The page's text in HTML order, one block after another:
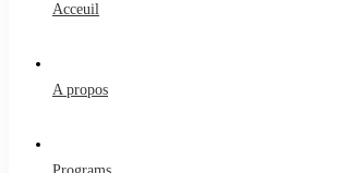
Acceuil
A propos